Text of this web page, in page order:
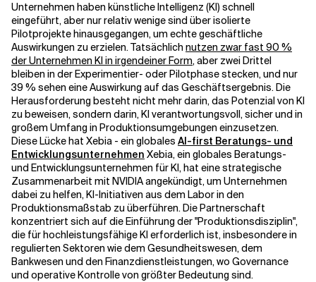
Unternehmen haben künstliche Intelligenz (KI) schnell
eingeführt, aber nur relativ wenige sind über isolierte
Pilotprojekte hinausgegangen, um echte geschäftliche
Auswirkungen zu erzielen. Tatsächlich nutzen zwar fast 90 %
der Unternehmen KI in irgendeiner Form, aber zwei Drittel
bleiben in der Experimentier- oder Pilotphase stecken, und nur
39 % sehen eine Auswirkung auf das Geschäftsergebnis. Die
Herausforderung besteht nicht mehr darin, das Potenzial von KI
zu beweisen, sondern darin, KI verantwortungsvoll, sicher und in
großem Umfang in Produktionsumgebungen einzusetzen.
Diese Lücke hat Xebia - ein globales AI-first Beratungs- und
Entwicklungsunternehmen Xebia, ein globales Beratungs-
und Entwicklungsunternehmen für KI, hat eine strategische
Zusammenarbeit mit NVIDIA angekündigt, um Unternehmen
dabei zu helfen, KI-Initiativen aus dem Labor in den
Produktionsmaßstab zu überführen. Die Partnerschaft
konzentriert sich auf die Einführung der "Produktionsdisziplin",
die für hochleistungsfähige KI erforderlich ist, insbesondere in
regulierten Sektoren wie dem Gesundheitswesen, dem
Bankwesen und den Finanzdienstleistungen, wo Governance
und operative Kontrolle von größter Bedeutung sind.